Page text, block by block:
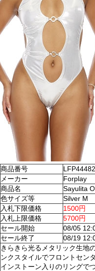
商品番号
メーカー
Forplay
商品名
Sayulita
色サイズ等
Silver M
入札下限価格
1500円
入札上限価格
5700円
セール開始
08/05
セール終了
08/19
きらきら光るメタリック生地
ンクスタイルでフロントセン
インストーン入りのリングで